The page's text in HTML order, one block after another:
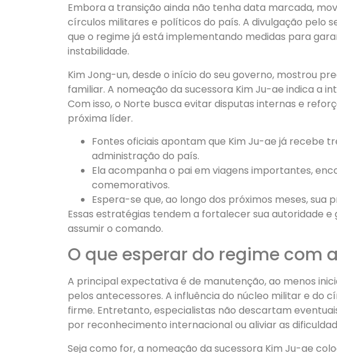
Embora a transição ainda não tenha data marcada,
círculos militares e políticos do país. A divulgação pelo
que o regime já está implementando medidas para
instabilidade.
Kim Jong-un, desde o início do seu governo, mostrou
familiar. A nomeação da sucessora Kim Ju-ae indica a
Com isso, o Norte busca evitar disputas internas e
próxima líder.
Fontes oficiais apontam que Kim Ju-ae já recebe
administração do país.
Ela acompanha o pai em viagens importantes,
comemorativos.
Espera-se que, ao longo dos próximos meses, sua
Essas estratégias tendem a fortalecer sua autoridade
assumir o comando.
O que esperar do regime com
A principal expectativa é de manutenção, ao menos
pelos antecessores. A influência do núcleo militar e do
firme. Entretanto, especialistas não descartam
por reconhecimento internacional ou aliviar as
Seja como for, a nomeação da sucessora Kim Ju-ae